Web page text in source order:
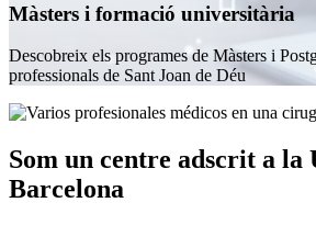
Màsters i formació universitària
Descobreix els programes de Màsters i
professionals de Sant Joan de Déu
Som un centre adscrit a la
Barcelona